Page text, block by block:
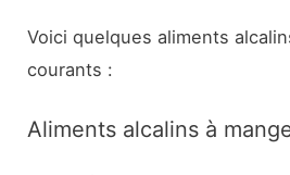
Voici quelques aliments
courants :
Aliments alcalins à